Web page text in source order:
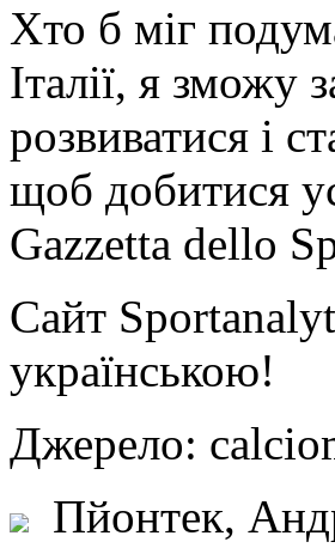
Хто б міг
Італії, я зможу
розвиватися і
щоб добитися
Gazzetta dello
Сайт
українською!
Джерело:
Пйонтек,